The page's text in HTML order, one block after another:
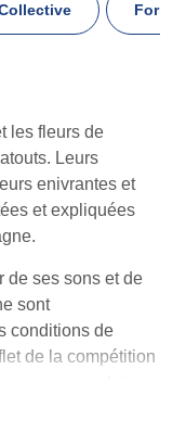
les fleurs de
Leurs
enivrantes et
et expliquées
de ses sons et de
sont
conditions de
de la compétition
se reproduire.
prairies de vallée